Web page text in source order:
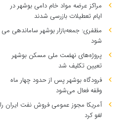
مراکز عرضه مواد خام دامی بوشهر در
ایام تعطیلات بازرسی شدند
مظفری: جمعه‌بازار بوشهر ساماندهی می‌
شود
پروژه‌های نهضت ملی مسکن بوشهر
تعیین تکلیف شد
فرودگاه بوشهر پس از حدود چهار ماه
وقفه فعال می‌شود
آمریکا مجوز عمومی فروش نفت ایران را
لغو کرد